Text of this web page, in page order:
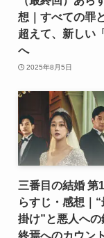
想｜すべての罪
超えて、新しい
へ
2025年8月5日
三番目の結婚 第
らすじ・感想｜
掛け”と悪人へ
終焉へのカウン